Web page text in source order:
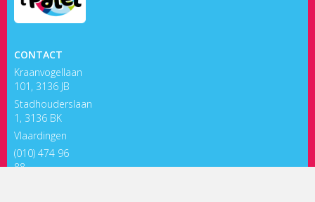
CONTACT
Kraanvogellaan
101, 3136 JB
Stadhouderslaan
1, 3136 BK
Vlaardingen
(010) 474 96
88